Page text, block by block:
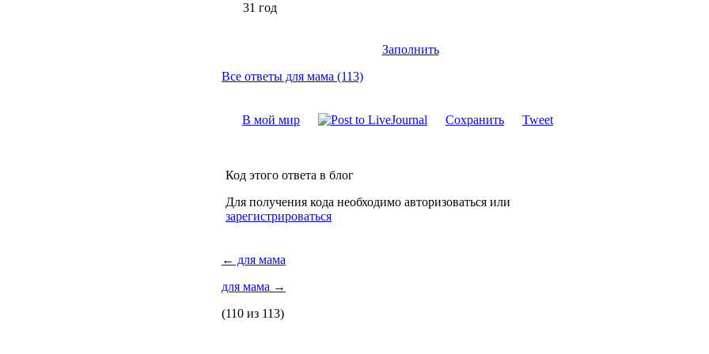
31 год
Заполнить
Все ответы для мама (113)
В мой мир Сохранить Tweet
Код этого ответа в блог
Для получения кода необходимо авторизоваться или
зарегистрироваться
← для мама
для мама →
(110 из 113)